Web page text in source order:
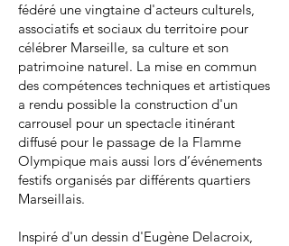
fédéré une vingtaine d'acteurs culturels,
associatifs et sociaux du territoire pour
célébrer Marseille, sa culture et son
patrimoine naturel. La mise en commun
des compétences techniques et artistiques
a rendu possible la construction d'un
carrousel pour un spectacle itinérant
diffusé pour le passage de la Flamme
Olympique mais aussi lors d’événements
festifs organisés par différents quartiers
Marseillais.
Inspiré d'un dessin d'Eugène Delacroix,